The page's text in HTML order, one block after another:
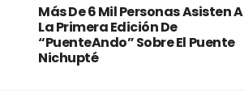
Más De 6 Mil Personas Asisten A
La Primera Edición De
“PuenteAndo” Sobre El Puente
Nichupté